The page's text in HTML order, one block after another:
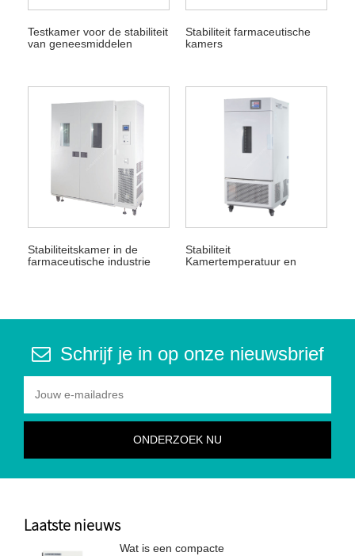
Testkamer voor de stabiliteit
van geneesmiddelen
Stabiliteit farmaceutische
kamers
Stabiliteitskamer in de
farmaceutische industrie
Stabiliteit
Kamertemperatuur en
Schrijf je in op onze nieuwsbrief
Laatste nieuws
Wat is een compacte